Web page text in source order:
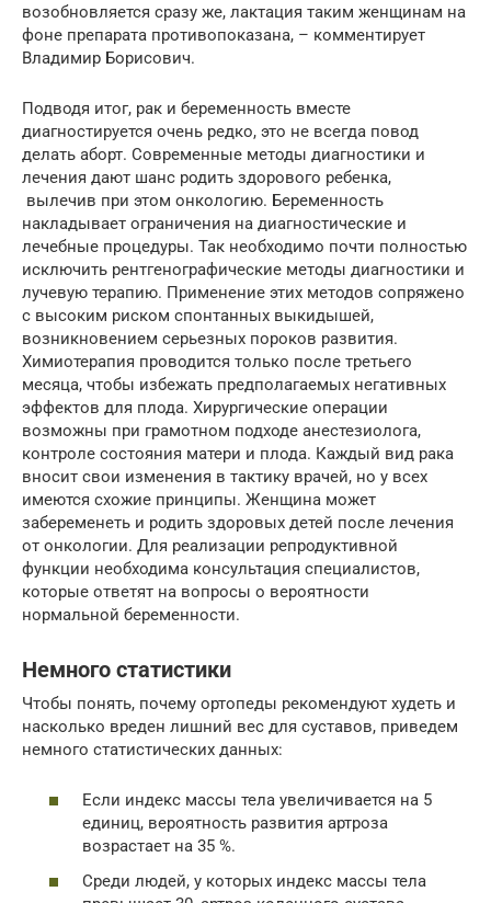
возобновляется сразу же, лактация таким женщинам на
фоне препарата противопоказана, – комментирует
Владимир Борисович.
Подводя итог, рак и беременность вместе
диагностируется очень редко, это не всегда повод
делать аборт. Современные методы диагностики и
лечения дают шанс родить здорового ребенка,
вылечив при этом онкологию. Беременность
накладывает ограничения на диагностические и
лечебные процедуры. Так необходимо почти полностью
исключить рентгенографические методы диагностики и
лучевую терапию. Применение этих методов сопряжено
с высоким риском спонтанных выкидышей,
возникновением серьезных пороков развития.
Химиотерапия проводится только после третьего
месяца, чтобы избежать предполагаемых негативных
эффектов для плода. Хирургические операции
возможны при грамотном подходе анестезиолога,
контроле состояния матери и плода. Каждый вид рака
вносит свои изменения в тактику врачей, но у всех
имеются схожие принципы. Женщина может
забеременеть и родить здоровых детей после лечения
от онкологии. Для реализации репродуктивной
функции необходима консультация специалистов,
которые ответят на вопросы о вероятности
нормальной беременности.
Немного статистики
Чтобы понять, почему ортопеды рекомендуют худеть и
насколько вреден лишний вес для суставов, приведем
немного статистических данных:
Если индекс массы тела увеличивается на 5
единиц, вероятность развития артроза
возрастает на 35 %.
Среди людей, у которых индекс массы тела